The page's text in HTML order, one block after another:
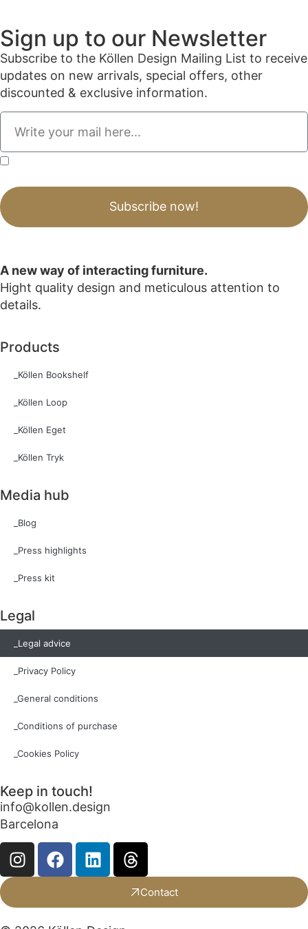
Sign up to our Newsletter
Subscribe to the Köllen Design Mailing List to receive
updates on new arrivals, special offers, other
discounted & exclusive information.
Subscribe now!
A new way of interacting furniture.
Hight quality design and meticulous attention to
details.
Products
_Köllen Bookshelf
_Köllen Loop
_Köllen Eget
_Köllen Tryk
Media hub
_Blog
_Press highlights
_Press kit
Legal
_Legal advice
_Privacy Policy
_General conditions
_Conditions of purchase
_Cookies Policy
Keep in touch!
info@kollen.design
Barcelona
Contact